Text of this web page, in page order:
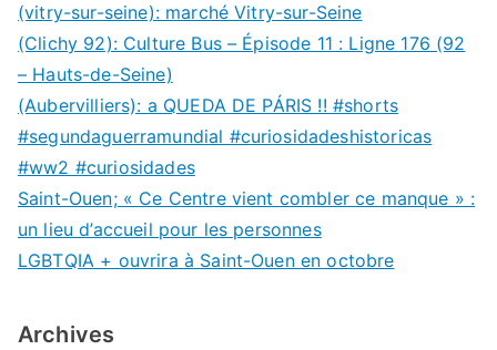
(vitry-sur-seine): marché Vitry-sur-Seine
(Clichy 92): Culture Bus – Épisode 11 : Ligne 176 (92
– Hauts-de-Seine)
(Aubervilliers): a QUEDA DE PÁRIS !! #shorts
#segundaguerramundial #curiosidadeshistoricas
#ww2 #curiosidades
Saint-Ouen; « Ce Centre vient combler ce manque » :
un lieu d’accueil pour les personnes
LGBTQIA + ouvrira à Saint-Ouen en octobre
Archives